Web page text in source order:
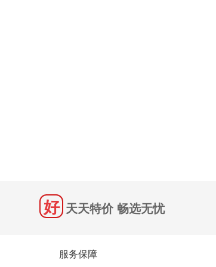
天天特价 畅选无忧
服务保障